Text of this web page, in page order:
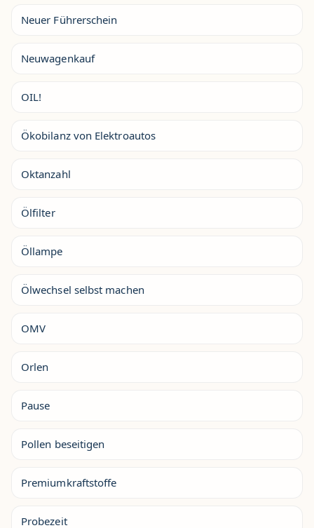
Neuer Führerschein
Neuwagenkauf
OIL!
Ökobilanz von Elektroautos
Oktanzahl
Ölfilter
Öllampe
Ölwechsel selbst machen
OMV
Orlen
Pause
Pollen beseitigen
Premiumkraftstoffe
Probezeit